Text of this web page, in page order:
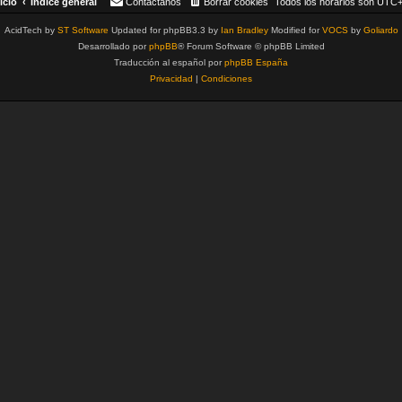
AcidTech by ST Software Updated for phpBB3.3 by Ian BradleyModified forVOCSby Goliardo
Desarrollado porphpBB® Forum Software © phpBB Limited
Traducción al español porphpBB España
Privacidad | Condiciones